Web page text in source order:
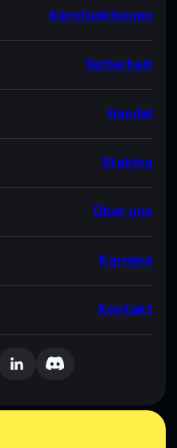
Kernfunktionen
Sicherheit
Handel
Staking
Über uns
Karriere
Kontakt